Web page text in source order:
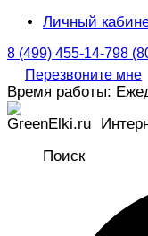
Личный
8 (499) 455-14-798
Перезвоните мне
Время работы:
Поиск